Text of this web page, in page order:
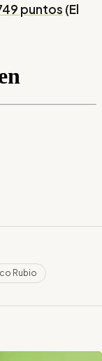
puntos (El
Rubio